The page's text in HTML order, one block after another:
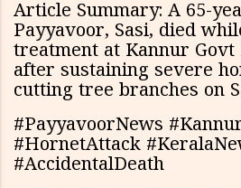
Article Summary: A 65-
Payyavoor, Sasi, died
treatment at Kannur Govt
after sustaining severe
cutting tree branches on
#PayyavoorNews
#HornetAttack
#AccidentalDeath